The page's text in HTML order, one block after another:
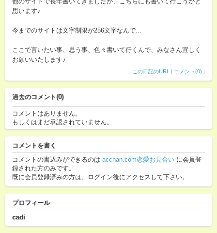
思います♪
今までのサイトは文字制限が256文字なんで…
ここで言いたい事、思う事、色々書いて行くんで、みなさん宜しく
お願いいたします♪
| この日記のURL | コメント(0) |
過去のコメント(0)
コメントはありません。
もしくはまだ承認されていません。
コメントを書く
コメントの書込みができるのは acchan.com恋愛お見合い に会員登
録された方のみです。
既に会員登録済みの方は、ログイン後にアクセスして下さい。
プロフィール
cadi